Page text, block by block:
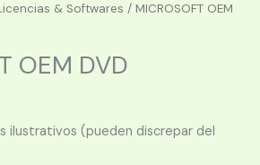
& Softwares / MICROSOFT OEM
OEM DVD
ilustrativos (pueden discrepar del